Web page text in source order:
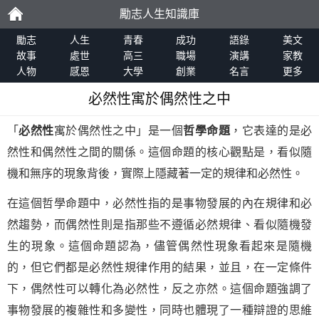
勵
志
勵志人生知識庫
勵志 人生 青春 成功 語錄
美文
故事
處世 高三 職場 演講
家教
人物
感恩 大學 創業 名言 更多
必然性寓於偶然性之中
「必然性寓於偶然性之中」是一個哲學命題 ，它表達的是必
然性和偶然性之間的關係。這個命題的核心觀點是，看似隨
機和無序的現象背後，實際上隱藏著一定的規律和必然性。
在這個哲學命題中，必然性指的是事物發展的內在規律和必
然趨勢，而偶然性則是指那些不遵循必然規律、看似隨機發
生的現象。這個命題認為，儘管偶然性現象看起來是隨機
的，但它們都是必然性規律作用的結果，並且，在一定條件
下，偶然性可以轉化為必然性，反之亦然。這個命題強調了
事物發展的複雜性和多變性，同時也體現了一種辯證的思維